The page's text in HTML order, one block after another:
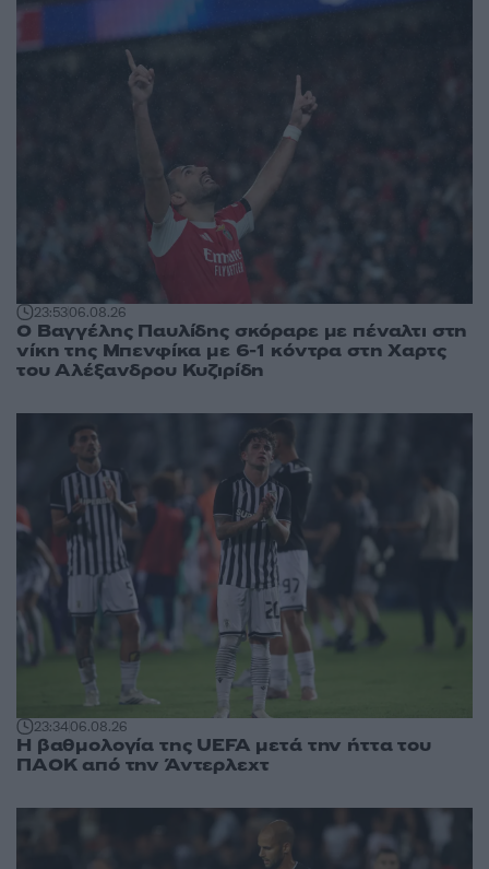
23:5306.08.26
Ο Βαγγέλης Παυλίδης σκόραρε με πέναλτι στη
νίκη της Μπενφίκα με 6-1 κόντρα στη Χαρτς
του Αλέξανδρου Κυζιρίδη
23:3406.08.26
Η βαθμολογία της UEFA μετά την ήττα του
ΠΑΟΚ από την Άντερλεχτ